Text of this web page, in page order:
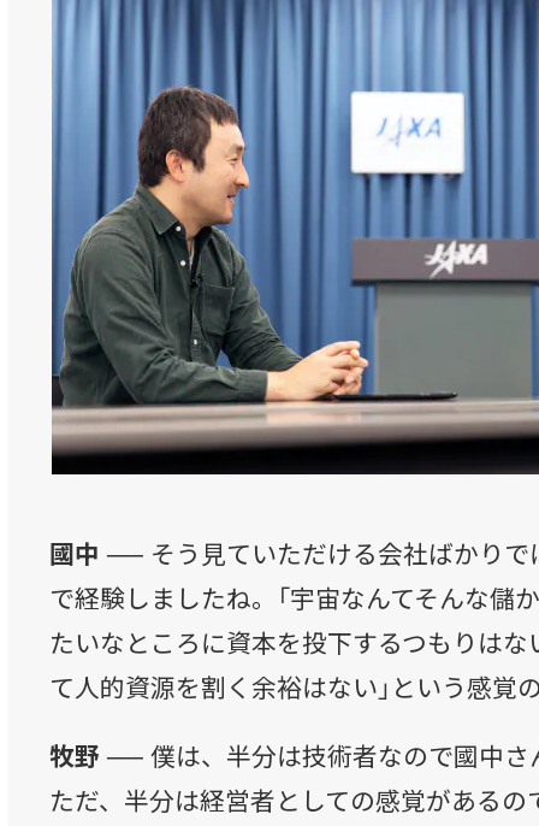
國中 ── そう見ていただける会社ばかり
で経験しましたね。「宇宙なんてそんな儲
たいなところに資本を投下するつもりは
て人的資源を割く余裕はない」という感覚
牧野 ── 僕は、半分は技術者なので國中
ただ、半分は経営者としての感覚があるの